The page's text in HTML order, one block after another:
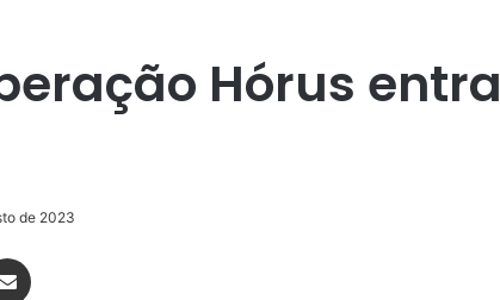
Hórus entra
de 2023